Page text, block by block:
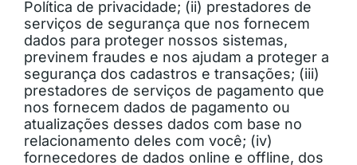
Política de privacidade; (ii) prestadores de
serviços de segurança que nos fornecem
dados para proteger nossos sistemas,
previnem fraudes e nos ajudam a proteger a
segurança dos cadastros e transações; (iii)
prestadores de serviços de pagamento que
nos fornecem dados de pagamento ou
atualizações desses dados com base no
relacionamento deles com você; (iv)
fornecedores de dados online e offline, dos